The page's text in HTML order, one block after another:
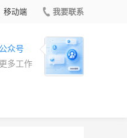
移动端 我要联系
众号
多工作